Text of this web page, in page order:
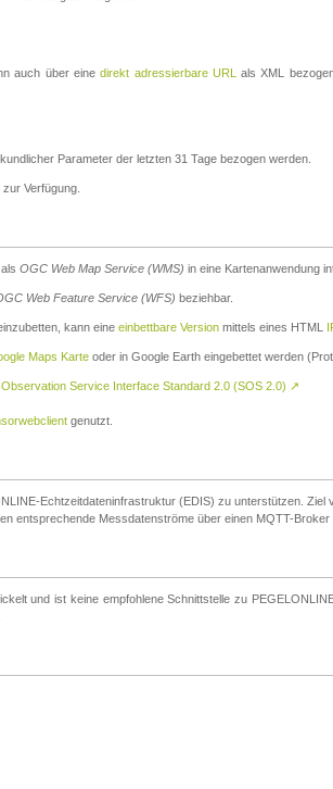
auch über einedirekt adressierbare URL
als XML
Parameter der letzten 31 Tage bezogen werden.
Verfügung.
OGC Web Map Service (WMS) in eine Kartenanwendung
Web Feature Service (WFS) beziehbar.
kann eine einbettbare Version mittels eines HTML
Maps Karte oder in Google Earth eingebettet werden
Service Interface Standard 2.0 (SOS 2.0) ↗
genutzt.
Echtzeitdateninfrastruktur (EDIS) zu unterstützen. Ziel
entsprechende Messdatenströme über einen MQTT-Broker
und ist keine empfohlene Schnittstelle zu